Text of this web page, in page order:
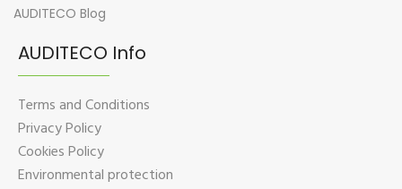
AUDITECO Blog
AUDITECO Info
Terms and Conditions
Privacy Policy
Cookies Policy
Environmental protection